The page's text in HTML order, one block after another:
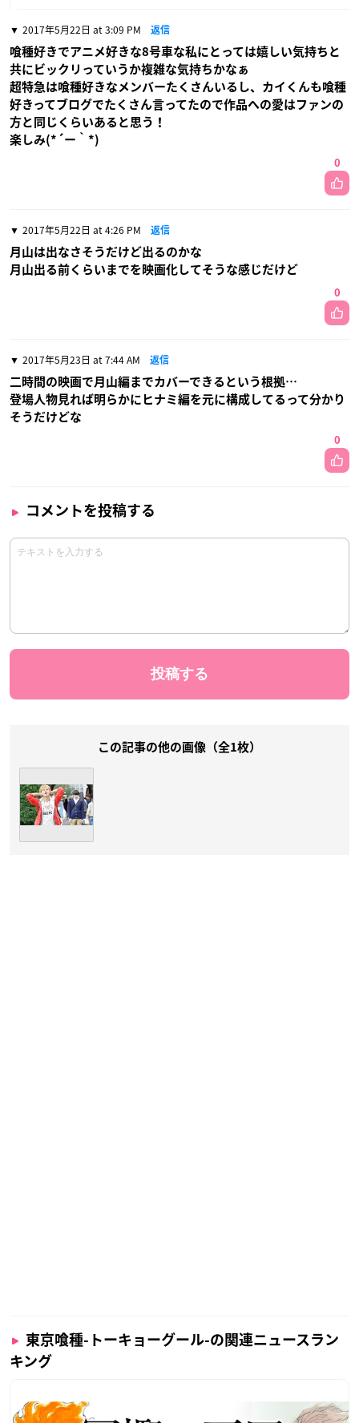
2017年5月22日 at 3:09 PM 返信
喰種好きでアニメ好きな8号車な私にとっては嬉しい気持ちと
共にビックリっていうか複雑な気持ちかなぁ
超特急は喰種好きなメンバーたくさんいるし、カイくんも喰種
好きってブログでたくさん言ってたので作品への愛はファンの
方と同じくらいあると思う！
楽しみ(*´ー｀*)
0
2017年5月22日 at 4:26 PM 返信
月山は出なさそうだけど出るのかな
月山出る前くらいまでを映画化してそうな感じだけど
0
2017年5月23日 at 7:44 AM 返信
二時間の映画で月山編までカバーできるという根拠…
登場人物見れば明らかにヒナミ編を元に構成してるって分かり
そうだけどな
0
コメントを投稿する
この記事の他の画像（全1枚）
東京喰種-トーキョーグール-の関連ニュースラン
キング